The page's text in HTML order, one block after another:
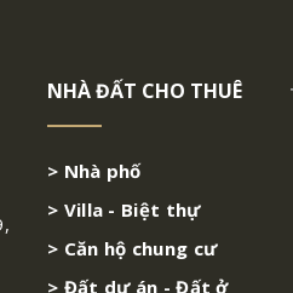
NHÀ ĐẤT CHO THUÊ
> Nhà phố
> Villa - Biệt thự
> Căn hộ chung cư
> Đất dự án - Đất ở